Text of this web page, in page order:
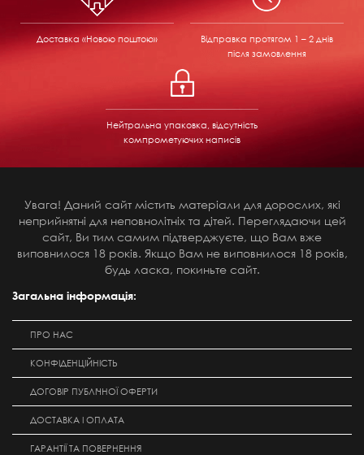
Доставка «Новою поштою» Відправка протягом 1 – 2 днів
після замовлення
Нейтральна упаковка, відсутність
компрометуючих написів
Увага! Даний сайт містить матеріали для дорослих, які
неприйнятні для неповнолітніх та дітей. Переглядаючи цей
сайт, Ви тим самим підтверджуєте, що Вам вже
виповнилося 18 років. Якщо Вам не виповнилося 18 років,
будь ласка, покиньте сайт.
Загальна інформація:
ПРО НАС
КОНФІДЕНЦІЙНІСТЬ
ДОГОВІР ПУБЛІЧНОЇ ОФЕРТИ
ДОСТАВКА І ОПЛАТА
ГАРАНТІЇ ТА ПОВЕРНЕННЯ